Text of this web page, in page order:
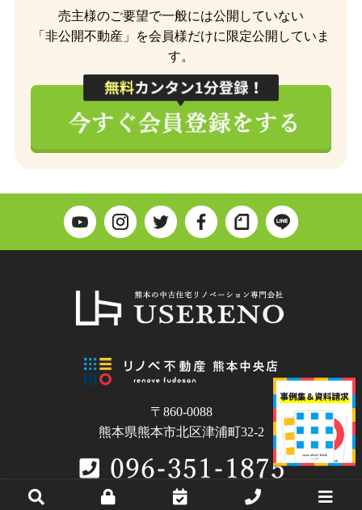
売主様のご要望で一般には公開していない
「非公開不動産」を会員様だけに限定公開していま
す。
〒860-0088
熊本県熊本市北区津浦町32-2